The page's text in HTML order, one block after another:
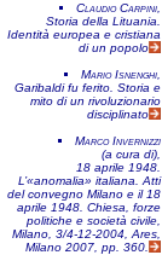
Claudio Carpini,
Storia della Lituania.
Identità europea e cristiana
di un popolo
Mario Isnenghi,
Garibaldi fu ferito. Storia e
mito di un rivoluzionario
disciplinato
Marco Invernizzi
(a cura di),
18 aprile 1948.
L’«anomalia» italiana. Atti
del convegno Milano e il 18
aprile 1948. Chiesa, forze
politiche e società civile
Milano, 3/4-12-2004 , Ares,
Milano 2007, pp. 360.